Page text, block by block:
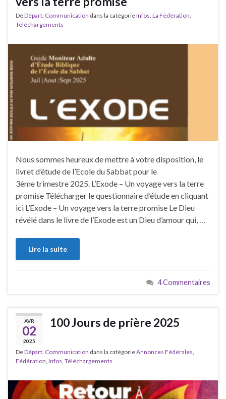
DeDépart. Communication dans la catégorieInfos, La Fédération,
Téléchargements
Nous sommes heureux de mettre à votre disposition, le
livret d’étude de l’Ecole du Sabbat pour le
3ème trimestre 2025. L’Exode – Un voyage vers la terre
promise Télécharger le questionnaire d’étude en cliquant
ici L’Exode – Un voyage vers la terre promise Le Dieu
révélé dans le livre de l’Exode est un Dieu d’amour qui, …
Lire la suite
4 Commentaires
AVR
02
2025
100 Jours de prière 2025
DeDépart. Communication dans la catégorieAnnonces Fédérales
Fédération Infos Téléchargements